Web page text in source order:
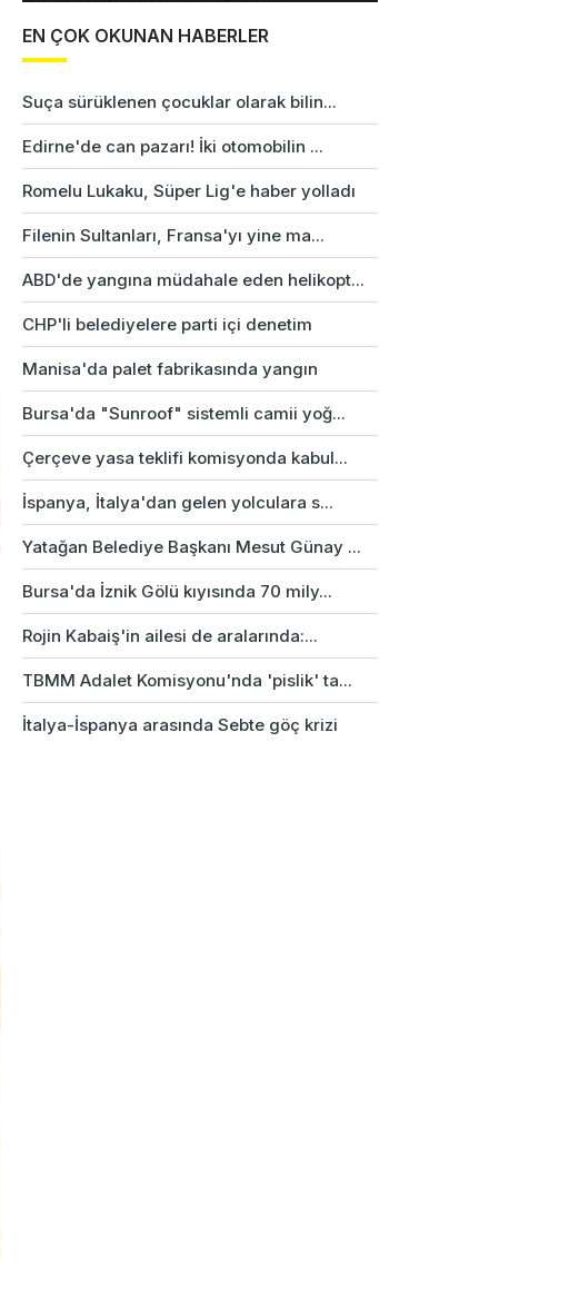
EN ÇOK OKUNAN HABERLER
Suça sürüklenen çocuklar olarak bilin...
Edirne'de can pazarı! İki otomobilin ...
Romelu Lukaku, Süper Lig'e haber yolladı
Filenin Sultanları, Fransa'yı yine ma...
ABD'de yangına müdahale eden helikopt...
CHP'li belediyelere parti içi denetim
Manisa'da palet fabrikasında yangın
Bursa'da "Sunroof" sistemli camii yoğ...
Çerçeve yasa teklifi komisyonda kabul...
İspanya, İtalya'dan gelen yolculara s...
Yatağan Belediye Başkanı Mesut Günay ...
Bursa'da İznik Gölü kıyısında 70 mily...
Rojin Kabaiş'in ailesi de aralarında:...
TBMM Adalet Komisyonu'nda 'pislik' ta...
İtalya-İspanya arasında Sebte göç krizi